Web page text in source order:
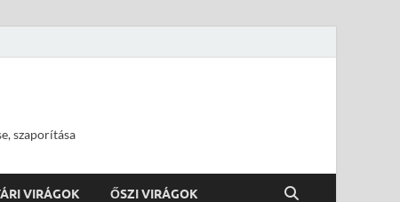
szaporítása
VIRÁGOK ŐSZI VIRÁGOK